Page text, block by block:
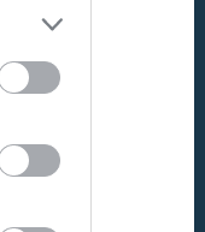
lagets
som spelar
istället få ett